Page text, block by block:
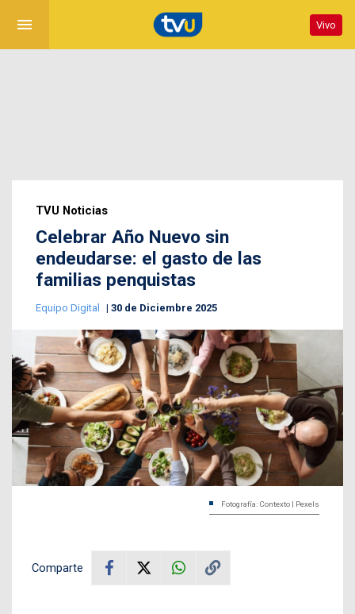
menu Vivo
TVU Noticias
Celebrar Año Nuevo sin
endeudarse: el gasto de las
familias penquistas
Equipo Digital 30 de Diciembre 2025
Fotografía: Contexto | Pexels
Comparte